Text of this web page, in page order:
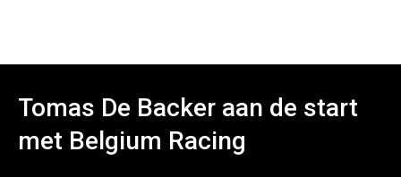
Tomas De Backer aan de start
met Belgium Racing